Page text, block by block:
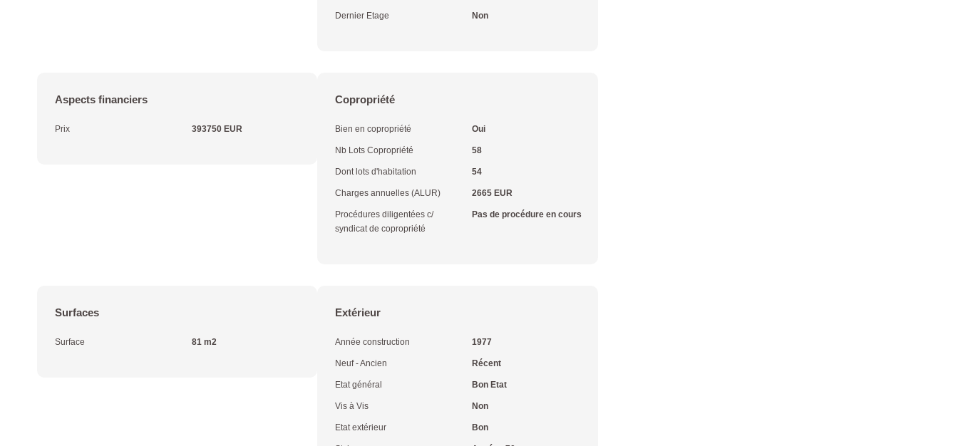
Dernier Etage Non
Aspects financiers
Prix 393750 EUR
Copropriété
Bien en copropriété Oui
Nb Lots Copropriété 58
Dont lots d'habitation 54
Charges annuelles (ALUR) 2665 EUR
Procédures diligentées c/
syndicat de copropriété
Pas de procédure en cours
Surfaces
Surface 81 m2
Extérieur
Année construction 1977
Neuf - Ancien Récent
Etat général Bon Etat
Vis à Vis Non
Etat extérieur Bon